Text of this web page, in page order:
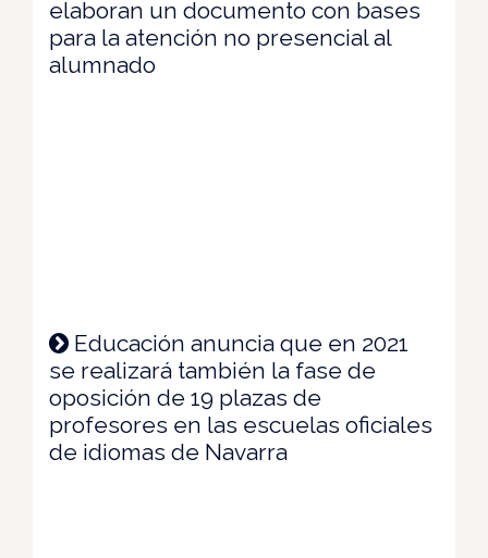
elaboran un documento con bases
para la atención no presencial al
alumnado
Educación anuncia que en 2021
se realizará también la fase de
oposición de 19 plazas de
profesores en las escuelas oficiales
de idiomas de Navarra